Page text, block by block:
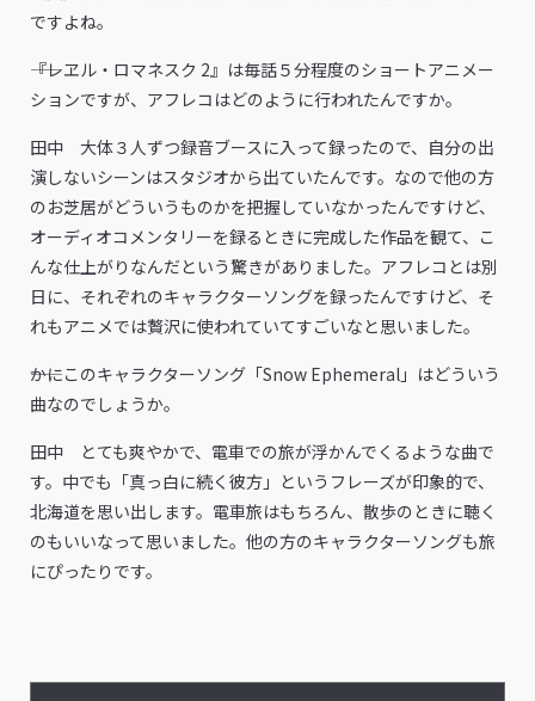
ですよね。
――『レヱル・ロマネスク 2』は毎話５分程度のショートアニメー
ションですが、アフレコはどのように行われたんですか。
田中 大体３人ずつ録音ブースに入って録ったので、自分の出
演しないシーンはスタジオから出ていたんです。なので他の方
のお芝居がどういうものかを把握していなかったんですけど、
オーディオコメンタリーを録るときに完成した作品を観て、こ
んな仕上がりなんだという驚きがありました。アフレコとは別
日に、それぞれのキャラクターソングを録ったんですけど、そ
れもアニメでは贅沢に使われていてすごいなと思いました。
――かにこのキャラクターソング「Snow Ephemeral」はどういう
曲なのでしょうか。
田中 とても爽やかで、電車での旅が浮かんでくるような曲で
す。中でも「真っ白に続く彼方」というフレーズが印象的で、
北海道を思い出します。電車旅はもちろん、散歩のときに聴く
のもいいなって思いました。他の方のキャラクターソングも旅
にぴったりです。